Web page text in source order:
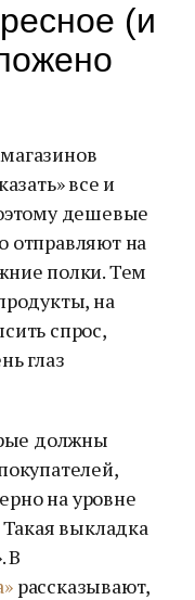
(и
все и
дешевые
отправляют на
полки. Тем
на
спрос,
глаз
должны
на уровне
выкладка
В
рассказывают,